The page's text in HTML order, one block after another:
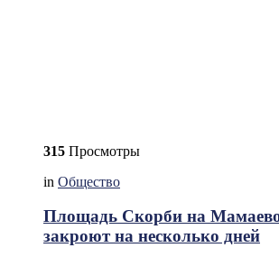
315 Просмотры
in Общество
Площадь Скорби на
закроют на несколько дней